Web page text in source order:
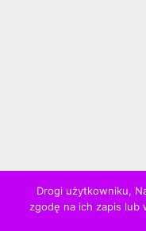
Drogi użytkowniku,
zgodę na ich zapis lub